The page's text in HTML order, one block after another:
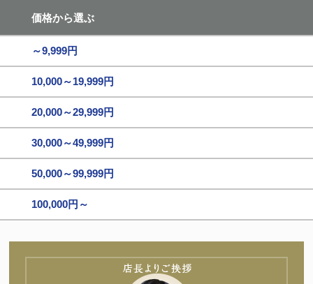
価格から選ぶ
～9,999円
10,000～19,999円
20,000～29,999円
30,000～49,999円
50,000～99,999円
100,000円～